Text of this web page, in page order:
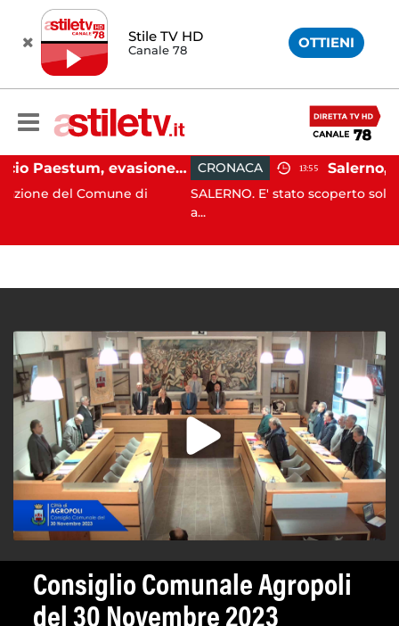
Stile TV HD
Canale 78 OTTIENI
Capaccio Paestum, evasione tassa di soggiorno: scoperte 49 strutture fantasma, elevate 132 sanzioni
di
CRONACA 13:55
SALERNO. E' stato scoperto solo all'alba, ma
Consiglio Comunale Agropoli
del 30 Novembre 2023